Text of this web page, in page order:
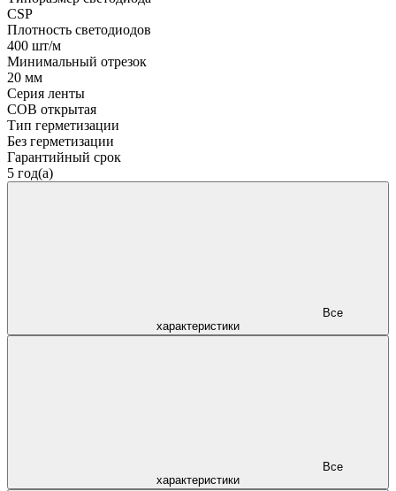
CSP
Плотность светодиодов
400 шт/м
Минимальный отрезок
20 мм
Серия ленты
COB открытая
Тип герметизации
Без герметизации
Гарантийный срок
5 год(а)
характеристики
характеристики